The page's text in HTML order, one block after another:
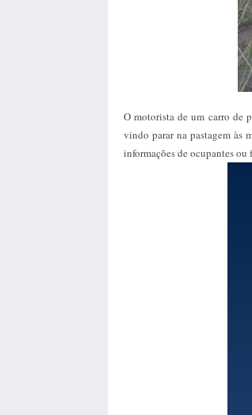
O motorista de um carro de
vindo parar na pastagem às
informações de ocupantes